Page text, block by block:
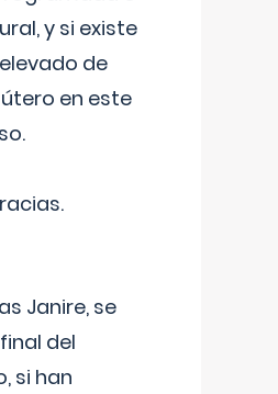
y si existe
de
en este
Janire, se
del
si han